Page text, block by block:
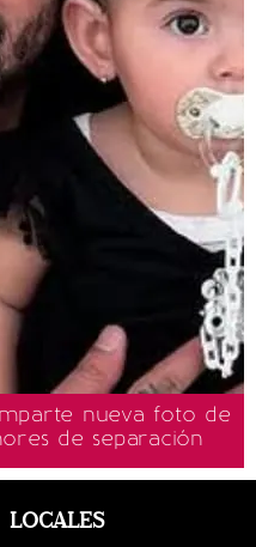
nueva foto de
de separación
LOCALES